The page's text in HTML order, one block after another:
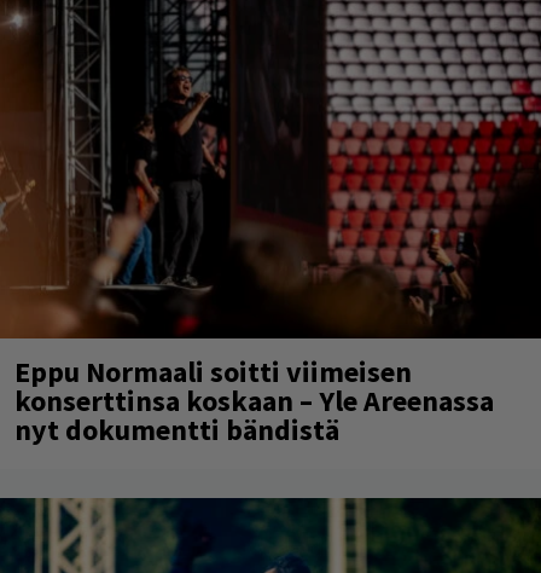
Eppu Normaali soitti viimeisen
konserttinsa koskaan – Yle Areenassa
nyt dokumentti bändistä